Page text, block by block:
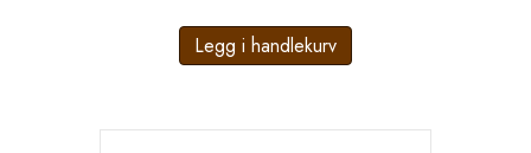
Legg i handlekurv